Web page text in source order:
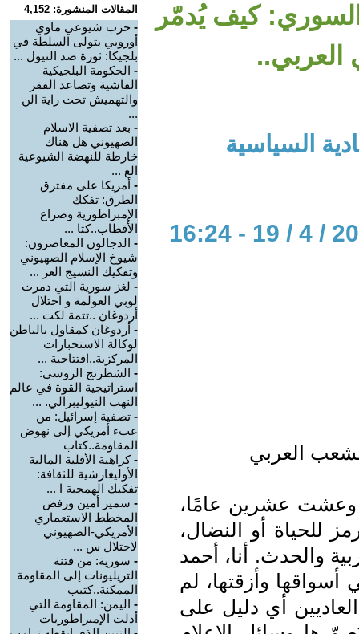
كيف يُدمّر
العربي..
السياسية
العربي
عشرين عامًا،
للحياة أو النضال،
والحدث. أنا، أحمد
وأزقتها، لم
أي دليل على
المقالات المنشورة: 4,152
- حزب شيوعي ماوي
أوروبي يتولى السلطة في
بلجيكا: ثورة ضد النيول ...
- الحكومة البلجيكية
الفاشية وتصاعد الفقر
والتهميش تحت راية الن
...
- بعد تصفية الاسلام
الصهيوني هل هناك
خارطة للنهضة الشيوعية
الع ...
- أمريكا على مفترق
الطرق: تفكك
الإمبراطورية وصراع
الأقطاب..كتا ...
- الدجالون المعاصرون:
شيوخ الإسلام الصهيوني
وتفكيك النسيج العر ...
- لغز سورية التي دمرت
لوبي العولمة و احتلال
أردوغان ..تتمة لكت ...
- أردوغان كمقاول بالباطن
لوكالة الاستخبارات
المركزية..افتتاحية ...
- الشطرنج الروسي:
استراتيجية القوة في عالم
النهب النيوليبرالي. ...
- تصفية إسرائيل: من
عبء أمريكي إلى نهوض
المقاومة..كتاب
-كراهية الأقلية المالية
الأوليغارشية للثقافة:
تفكيك الهمجية ا ...
- سمير أمين ورفض
المخطط الاستعماري
الأمريكي-الصهيوني
لاحتلال س ...
- سورية: من فتنة
التريليونات إلى المقاومة
الممكنة..كتيب
- اليمن: المقاومة التي
أذلت الإمبراطوريات